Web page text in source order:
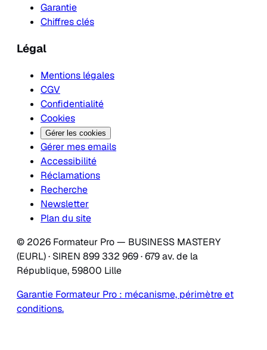
Garantie
Chiffres clés
Légal
Mentions légales
CGV
Confidentialité
Cookies
Gérer les cookies
Gérer mes emails
Accessibilité
Réclamations
Recherche
Newsletter
Plan du site
© 2026 Formateur Pro — BUSINESS MASTERY
(EURL) · SIREN 899 332 969 · 679 av. de la
République, 59800 Lille
Garantie Formateur Pro : mécanisme, périmètre et
conditions.